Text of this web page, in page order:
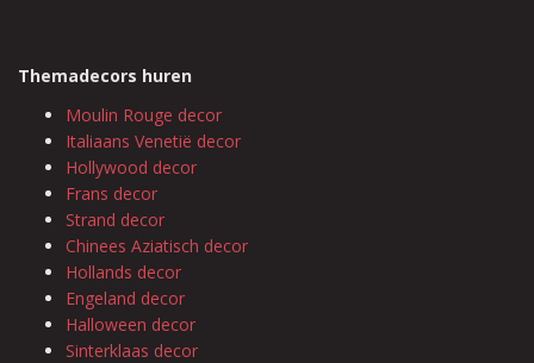
Themadecors huren
Moulin Rouge decor
Italiaans Venetië decor
Hollywood decor
Frans decor
Strand decor
Chinees Aziatisch decor
Hollands decor
Engeland decor
Halloween decor
Sinterklaas decor